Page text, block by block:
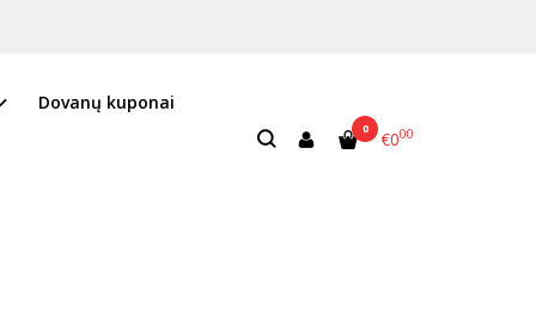
Dovanų kuponai
0 €000